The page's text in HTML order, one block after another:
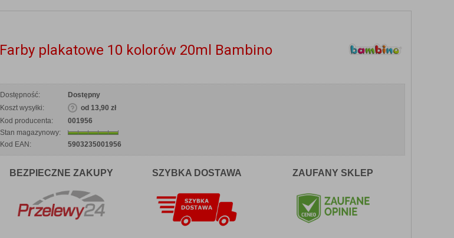
Farby plakatowe 10 kolorów 20ml Bambino
Dostępność:
Dostępny
Koszt wysyłki:
od 13,90 zł
Kod producenta:
001956
Stan magazynowy:
Kod EAN:
5903235001956
BEZPIECZNE ZAKUPY SZYBKA DOSTAWA ZAUFANY SKLEP